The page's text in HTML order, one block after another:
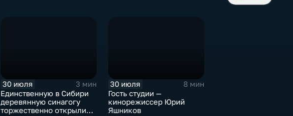
30 июля
3 мин
Единственную в Сибири
деревянную синагогу
торжественно открыли
30 июля
8 мин
Гость студии —
кинорежиссер Юрий
Яшников